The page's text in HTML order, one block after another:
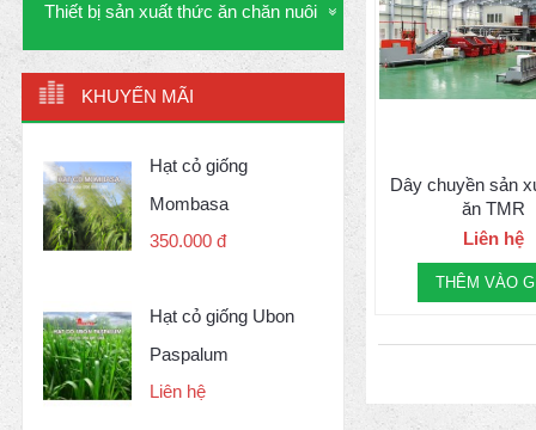
Thiết bị sản xuất thức ăn chăn nuôi
KHUYẾN MÃI
Hạt cỏ giống
Mombasa
350.000 đ
Hạt cỏ giống Ubon
Paspalum
Liên hệ
Dây chuyền sản
ăn TMR
Liên hệ
THÊM VÀO